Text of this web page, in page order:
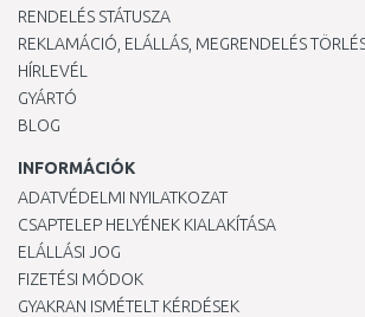
RENDELÉS STÁTUSZA
REKLAMÁCIÓ, ELÁLLÁS, MEGRENDELÉS
HÍRLEVÉL
GYÁRTÓ
BLOG
INFORMÁCIÓK
ADATVÉDELMI NYILATKOZAT
CSAPTELEP HELYÉNEK KIALAKÍTÁSA
ELÁLLÁSI JOG
FIZETÉSI MÓDOK
GYAKRAN ISMÉTELT KÉRDÉSEK